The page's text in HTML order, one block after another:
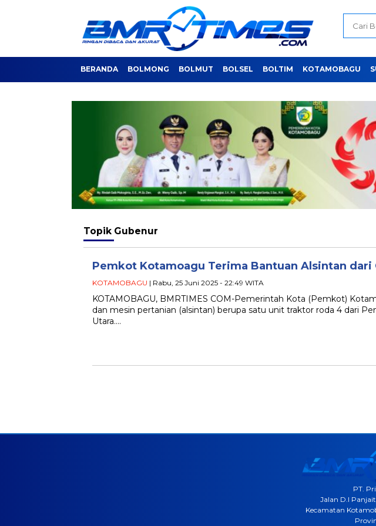
BERANDA BOLMONG BOLMUT BOLSEL BOLTIM KOTAMOBAGU
Topik Gubenur
Pemkot Kotamoagu Terima Bantuan Alsintan dari
KOTAMOBAGU | Rabu, 25 Juni 2025 - 22:49 WITA
KOTAMOBAGU, BMRTIMES COM-Pemerintah Kota (Pemkot)
dan mesin pertanian (alsintan) berupa satu unit traktor roda 4 dari
Utara….
PT.
Jalan D.I
Kecamatan